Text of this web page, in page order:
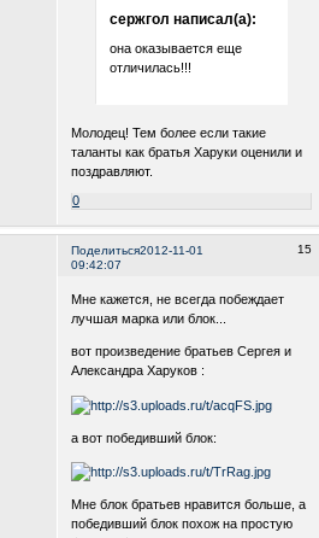
сержгол написал(а):
она оказывается еще
отличилась!!!
Молодец! Тем более если такие
таланты как братья Харуки оценили и
поздравляют.
0
Поделиться 15
2012-11-01
09:42:07
Мне кажется, не всегда побеждает
лучшая марка или блок...
вот произведение братьев Сергея и
Александра Харуков :
а вот победивший блок:
Мне блок братьев нравится больше, а
победивший блок похож на простую